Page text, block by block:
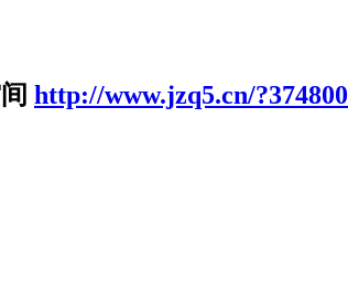
http://www.jzq5.cn/?374800